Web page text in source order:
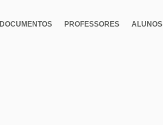
DOCUMENTOS PROFESSORES ALUNOS